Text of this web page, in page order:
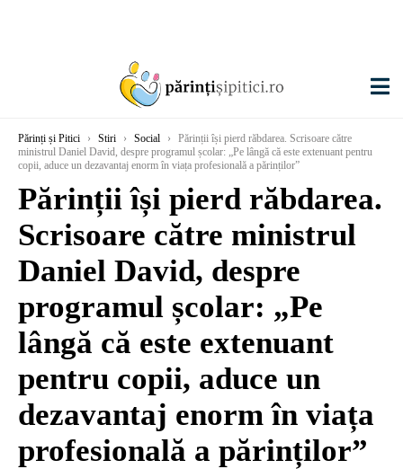
Părinți și Pitici › Stiri › Social ›
Părinții își pierd răbdarea. Scrisoare către
ministrul Daniel David, despre programul școlar: „Pe lângă că este extenuant pentru
copii, aduce un dezavantaj enorm în viața profesională a părinților”
Părinții își pierd răbdarea.
Scrisoare către ministrul
Daniel David, despre
programul școlar: „Pe
lângă că este extenuant
pentru copii, aduce un
dezavantaj enorm în viața
profesională a părinților”